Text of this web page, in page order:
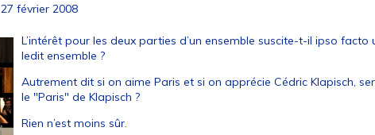
27 février 2008
L’intérêt pour les deux parties d’un ensemble suscite-t-il ipso
ledit ensemble ?
Autrement dit si on aime Paris et si on apprécie Cédric Klapisch,
le "Paris" de Klapisch ?
Rien n’est moins sûr.